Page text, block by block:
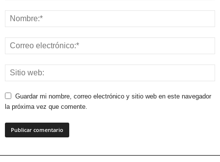
Guardar mi nombre, correo electrónico y sitio web en este navegador
la próxima vez que comente.